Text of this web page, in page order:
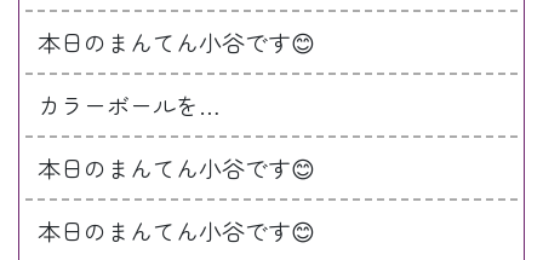
本日のまんてん小谷です😊
カラーボールを…
本日のまんてん小谷です😊
本日のまんてん小谷です😊